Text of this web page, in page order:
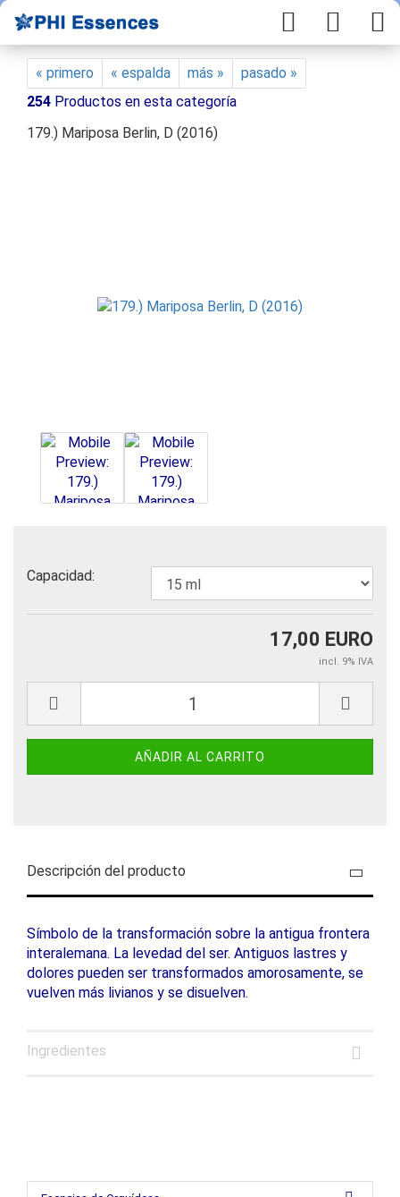
« primero « espalda más »
pasado »
254 Productos en esta categoría
179.) Mariposa Berlin, D (2016)
Capacidad:
17,00 EURO
incl. 9% IVA
Descripción del producto
Símbolo de la transformación sobre la antigua frontera
interalemana. La levedad del ser. Antiguos lastres y
dolores pueden ser transformados amorosamente, se
vuelven más livianos y se disuelven.
Ingredientes